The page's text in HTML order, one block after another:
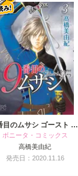
目のムサシ ゴースト …
ボニータ・コミックス
高橋美由紀
発売日：2020.11.16